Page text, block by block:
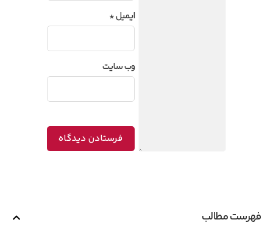
ایمیل*
وب‌ سایت
فهرست مطالب